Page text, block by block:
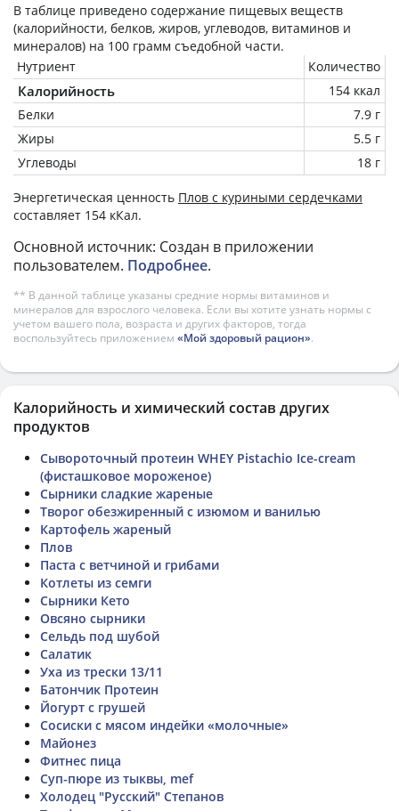
В таблице приведено содержание пищевых веществ
(калорийности, белков, жиров, углеводов, витаминов и
минералов) на 100 грамм съедобной части.
Нутриент
Количество
Калорийность
154 ккал
Белки
7.9 г
Жиры
5.5 г
Углеводы
18 г
Энергетическая ценность Плов с куриными сердечками
составляет 154 кКал.
Основной источник: Создан в приложении
пользователем. Подробнее.
** В данной таблице указаны средние нормы витаминов и
минералов для взрослого человека. Если вы хотите узнать нормы с
учетом вашего пола, возраста и других факторов, тогда
воспользуйтесь приложением «Мой здоровый рацион».
Калорийность и химический состав других
продуктов
Сывороточный протеин WHEY Pistachio Ice-cream
(фисташковое мороженое)
Сырники сладкие жареные
Творог обезжиренный с изюмом и ванилью
Картофель жареный
Плов
Паста с ветчиной и грибами
Котлеты из семги
Сырники Кето
Овсяно сырники
Сельдь под шубой
Салатик
Уха из трески 13/11
Батончик Протеин
Йогурт с грушей
Сосиски с мясом индейки «молочные»
Майонез
Фитнес пица
Суп-пюре из тыквы, mef
Холодец "Русский" Степанов